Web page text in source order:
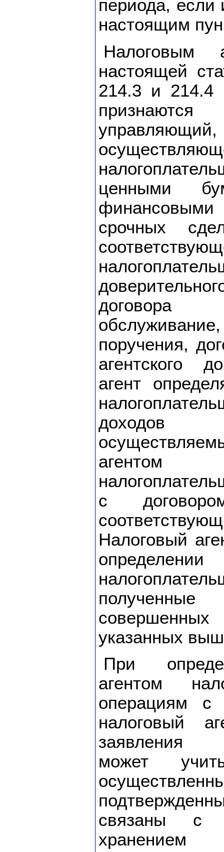
периода, если
настоящим
Налоговым
настоящей
214.3 и 214.4
ценными
срочных
договора
поручения,
агентского
агент
доходов
агентом
с
Налоговый
указанных
При
агентом
операциям с
налоговый
заявления
может
связаны с
хранением